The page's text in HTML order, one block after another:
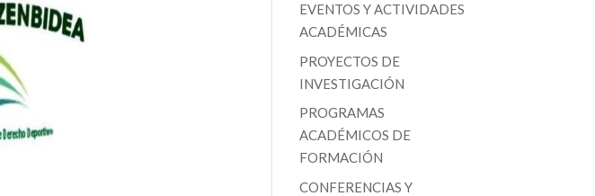
EVENTOS Y ACTIVIDADES
ACADÉMICAS
PROYECTOS DE
INVESTIGACIÓN
PROGRAMAS
ACADÉMICOS DE
FORMACIÓN
CONFERENCIAS Y